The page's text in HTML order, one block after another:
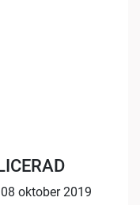
oktober 2019